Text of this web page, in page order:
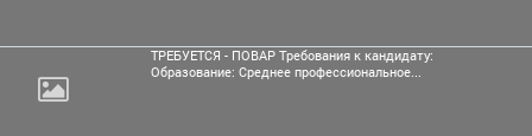
ТРЕБУЕТСЯ - ПОВАР Требования к кандидату:
Образование: Среднее профессиональное...